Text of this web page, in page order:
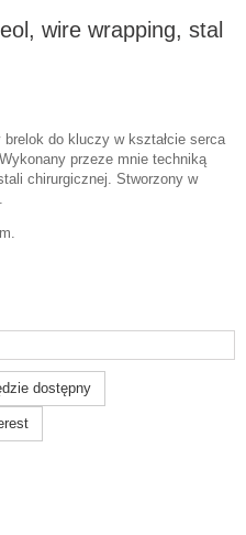
wire wrapping, stal
do kluczy w kształcie serca
przeze mnie techniką
chirurgicznej. Stworzony w
dostępny